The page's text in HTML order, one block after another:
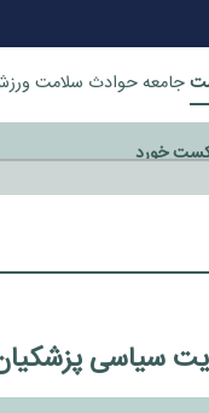
جامعهحوادث سلامت
خورد
سیاسی